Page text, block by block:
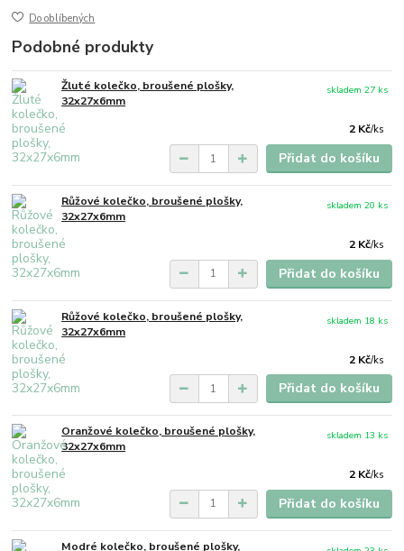
Do oblíbených
Podobné produkty
Žluté kolečko, broušené plošky,
32x27x6mm
2 Kč/ks
skladem 27 ks
Přidat do košíku
Růžové kolečko, broušené plošky,
32x27x6mm
2 Kč/ks
skladem 20 ks
Přidat do košíku
Růžové kolečko, broušené plošky,
32x27x6mm
2 Kč/ks
skladem 18 ks
Přidat do košíku
Oranžové kolečko, broušené plošky,
32x27x6mm
2 Kč/ks
skladem 13 ks
Přidat do košíku
Modré kolečko, broušené plošky,